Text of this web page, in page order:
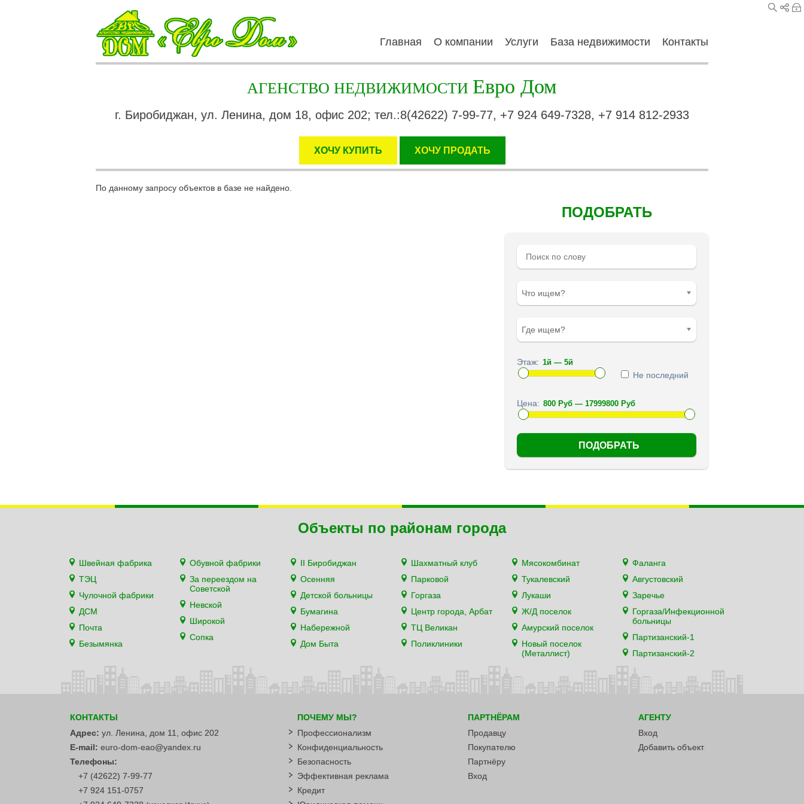
Главная О компании Услуги База недвижимости Контакты
АГЕНСТВО НЕДВИЖИМОСТИ Евро Дом
г. Биробиджан, ул. Ленина, дом 18, офис 202; тел.:8(42622) 7-99-77, +7 924 649-7328, +7 914 812-2933
ХОЧУ КУПИТЬ XОЧУ ПРОДАТЬ
По данному запросу объектов в базе не найдено.
ПОДОБРАТЬ
Что ищем?
Где ищем?
Этаж:
Не последний
Цена:
Объекты по районам города
Швейная фабрика
ТЭЦ
Чулочной фабрики
ДСМ
Почта
Безымянка
Обувной фабрики
За переездом на
Советской
Невской
Широкой
Сопка
II Биробиджан
Осенняя
Детской больницы
Бумагина
Набережной
Дом Быта
Шахматный клуб
Парковой
Горгаза
Центр города, Арбат
ТЦ Великан
Поликлиники
Мясокомбинат
Тукалевский
Лукаши
Ж/Д поселок
Амурский поселок
Новый поселок
(Металлист)
Фаланга
Августовский
Заречье
Горгаза/Инфекционной
больницы
Партизанский-1
Партизанский-2
КОНТАКТЫ
Адрес: ул. Ленина, дом 11, офис 202
E-mail: euro-dom-eao@yandex.ru
Телефоны:
+7 (42622) 7-99-77
+7 924 151-0757
ПОЧЕМУ МЫ?
Профессионализм
Конфиденциальность
Безопасность
Эффективная реклама
Кредит
ПАРТНЁРАМ
Продавцу
Покупателю
Партнёру
Вход
АГЕНТУ
Вход
Добавить объект